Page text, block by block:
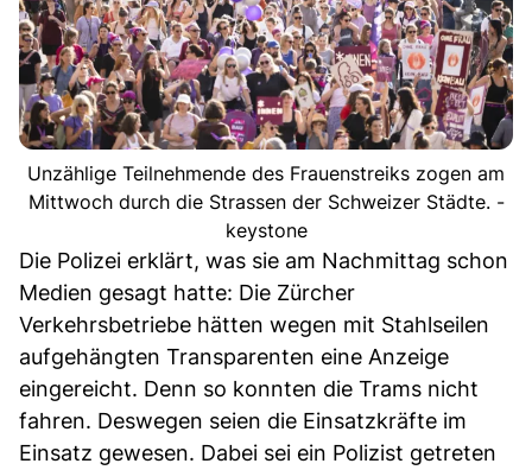
Unzählige Teilnehmende des Frauenstreiks zogen am
Mittwoch durch die Strassen der Schweizer Städte. -
keystone
Die Polizei erklärt, was sie am Nachmittag schon
Medien gesagt hatte: Die Zürcher
Verkehrsbetriebe hätten wegen mit Stahlseilen
aufgehängten Transparenten eine Anzeige
eingereicht. Denn so konnten die Trams nicht
fahren. Deswegen seien die Einsatzkräfte im
Einsatz gewesen. Dabei sei ein Polizist getreten